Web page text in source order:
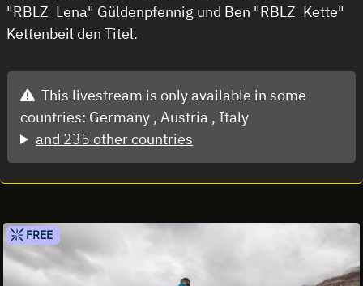
"RBLZ_Lena" Güldenpfennig und Ben "RBLZ_Kette"
Kettenbeil den Titel.
This livestream is only available in some
countries: Germany , Austria , Italy
and 235 other countries
FREE